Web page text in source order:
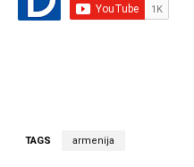
TAGS armenija